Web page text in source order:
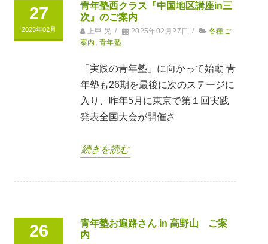
27
2025年02月
青年塾西クラス『中国地区講座in三
次』のご案内
上甲 晃 / 2025年02月27日 /
各種ご
案内
青年塾
「実践の青年塾」に向かって始動 青
年塾も26期を最後に次のステージに
入り、昨年5月に東京で第１回実践
発表全国大会が開催さ
続きを読む
26
青年塾お遍路さん in 高野山 ご案
内